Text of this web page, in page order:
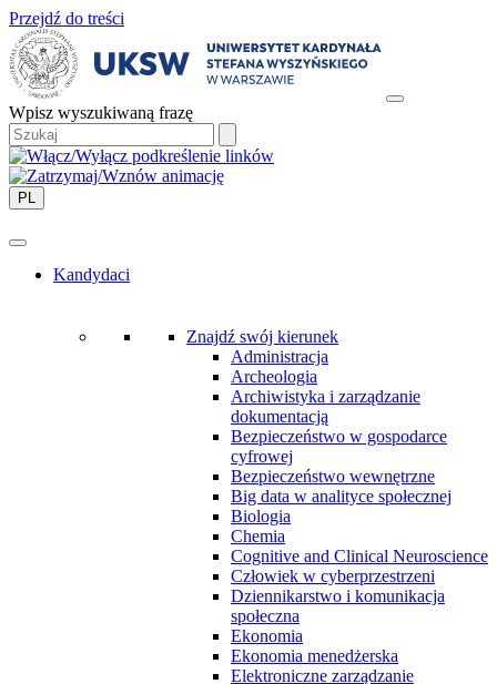
Przejdź do treści
Wpisz wyszukiwaną frazę
PL
Kandydaci
Znajdź swój kierunek
Administracja
Archeologia
Archiwistyka i zarządzanie
dokumentacją
Bezpieczeństwo w gospodarce
cyfrowej
Bezpieczeństwo wewnętrzne
Big data w analityce społecznej
Biologia
Chemia
Cognitive and Clinical Neuroscience
Człowiek w cyberprzestrzeni
Dziennikarstwo i komunikacja
społeczna
Ekonomia
Ekonomia menedżerska
Elektroniczne zarządzanie